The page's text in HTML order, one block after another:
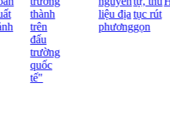
thành
trên
đấu
trường
quốc
tế"
liệu địa
phương
tục rút
gọn